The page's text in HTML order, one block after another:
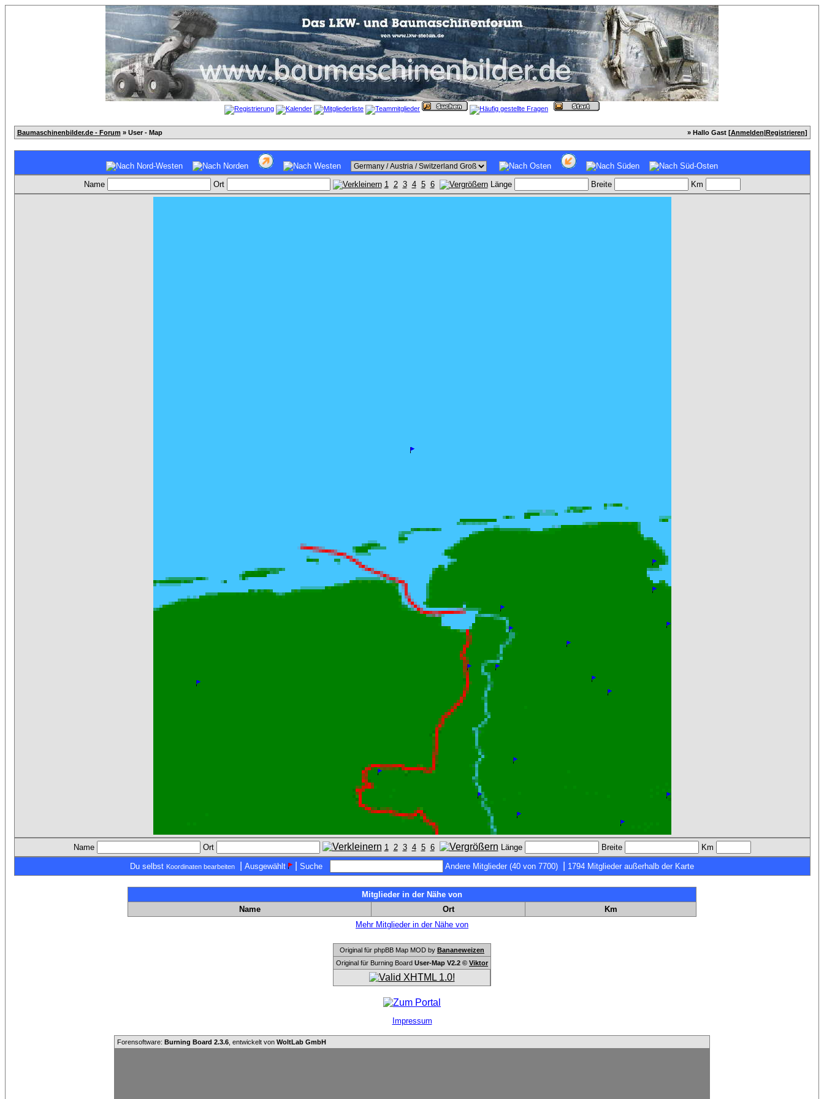
Baumaschinenbilder.de - Forum » User - Map » Hallo Gast [Anmelden|Registrieren]
Name Ort 1 2 3 4 5 6 Länge Breite Km
Name Ort 1 2 3 4 5 6 Länge Breite Km
Du selbst Koordinaten bearbeiten Ausgewählt Suche Andere Mitglieder (40 von 7700) 1794 Mitglieder außerhalb der Karte
Mitglieder in der Nähe von
Name
Ort
Km
Mehr Mitglieder in der Nähe von
Original für phpBB Map MOD by Bananeweizen
Original für Burning Board User-Map V2.2 © Viktor
Impressum
Forensoftware: Burning Board 2.3.6 , entwickelt von WoltLab GmbH